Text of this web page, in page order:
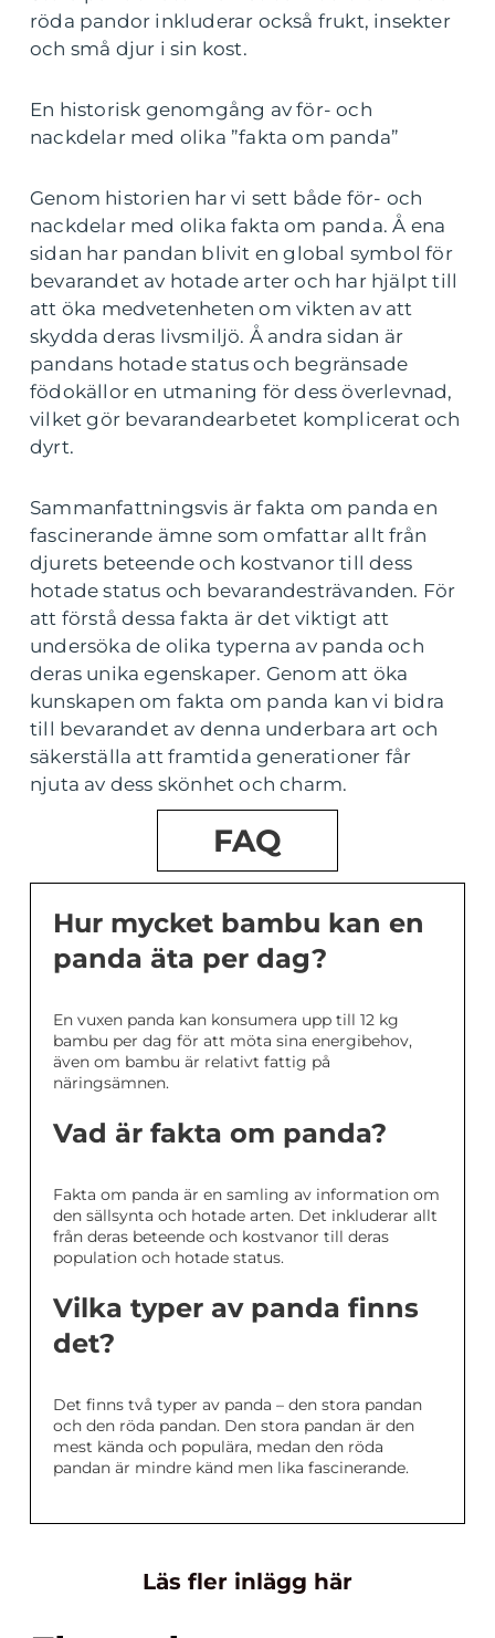
röda pandor inkluderar också frukt, insekter
och små djur i sin kost.
En historisk genomgång av för- och
nackdelar med olika ”fakta om panda”
Genom historien har vi sett både för- och
nackdelar med olika fakta om panda. Å ena
sidan har pandan blivit en global symbol för
bevarandet av hotade arter och har hjälpt till
att öka medvetenheten om vikten av att
skydda deras livsmiljö. Å andra sidan är
pandans hotade status och begränsade
födokällor en utmaning för dess överlevnad,
vilket gör bevarandearbetet komplicerat och
dyrt.
Sammanfattningsvis är fakta om panda en
fascinerande ämne som omfattar allt från
djurets beteende och kostvanor till dess
hotade status och bevarandesträvanden. För
att förstå dessa fakta är det viktigt att
undersöka de olika typerna av panda och
deras unika egenskaper. Genom att öka
kunskapen om fakta om panda kan vi bidra
till bevarandet av denna underbara art och
säkerställa att framtida generationer får
njuta av dess skönhet och charm.
FAQ
Hur mycket bambu kan en
panda äta per dag?
En vuxen panda kan konsumera upp till 12 kg
bambu per dag för att möta sina energibehov,
även om bambu är relativt fattig på
näringsämnen.
Vad är fakta om panda?
Fakta om panda är en samling av information om
den sällsynta och hotade arten. Det inkluderar allt
från deras beteende och kostvanor till deras
population och hotade status.
Vilka typer av panda finns
det?
Det finns två typer av panda – den stora pandan
och den röda pandan. Den stora pandan är den
mest kända och populära, medan den röda
pandan är mindre känd men lika fascinerande.
Läs fler inlägg här